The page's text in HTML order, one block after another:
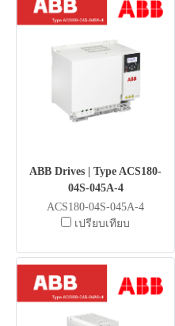
ABB Drives | Type ACS180-
04S-045A-4
ACS180-04S-045A-4
เปรียบเทียบ